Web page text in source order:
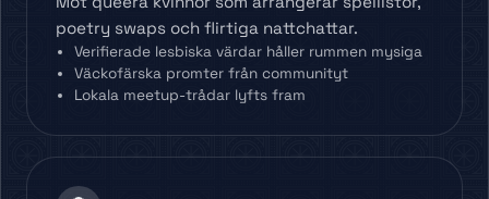
poetry swaps och flirtiga nattchattar.
Verifierade lesbiska värdar håller rummen mysiga
Väckofärska promter från communityt
Lokala meetup-trådar lyfts fram